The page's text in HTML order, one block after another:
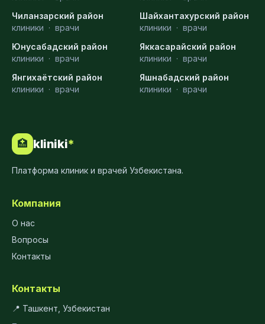
Чиланзарский район
клиники · врачи
Шайхантахурский район
клиники · врачи
Юнусабадский район
клиники · врачи
Яккасарайский район
клиники · врачи
Янгихаётский район
клиники · врачи
Яшнабадский район
клиники · врачи
🏥 kliniki*
Платформа клиник и врачей Узбекистана.
Компания
О нас
Вопросы
Контакты
Контакты
📍 Ташкент, Узбекистан